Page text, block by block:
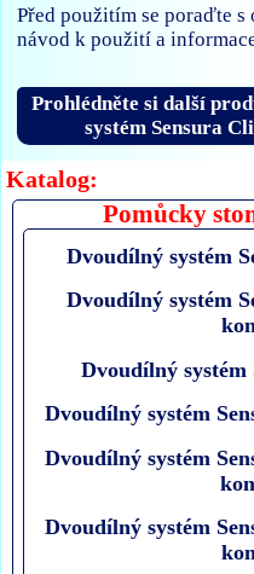
Katalog:
Pomůcky
Dvoudílný systém
Dvoudílný systém
Dvoudílný systém
Dvoudílný systém
Dvoudílný systém
Dvoudílný systém
Před použitím se poraďte
návod k použití a
Prohlédněte si další
systém Sensura